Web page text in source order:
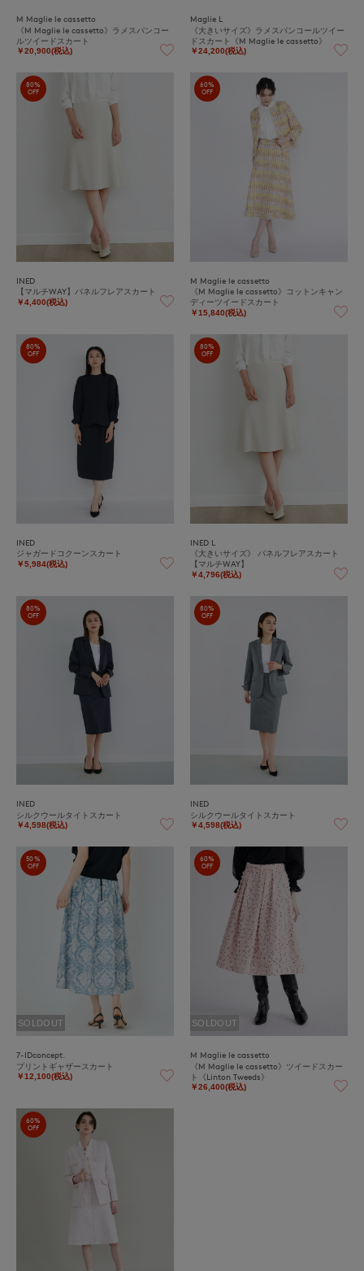
M Maglie le cassetto
《M Maglie le cassetto》ラメスパンコー
ルツイードスカート
￥20,900(税込)
Maglie L
《大きいサイズ》ラメスパンコールツイー
ドスカート《M Maglie le cassetto》
￥24,200(税込)
80%
OFF
INED
【マルチWAY】パネルフレアスカート
￥4,400(税込)
60%
OFF
M Maglie le cassetto
《M Maglie le cassetto》コットンキャン
ディーツイードスカート
￥15,840(税込)
80%
OFF
INED
ジャガードコクーンスカート
￥5,984(税込)
80%
OFF
INED L
《大きいサイズ》 パネルフレアスカート
【マルチWAY】
￥4,796(税込)
80%
OFF
INED
シルクウールタイトスカート
￥4,598(税込)
80%
OFF
INED
シルクウールタイトスカート
￥4,598(税込)
50%
OFF
SOLDOUT
7-IDconcept.
プリントギャザースカート
￥12,100(税込)
60%
OFF
SOLDOUT
M Maglie le cassetto
《M Maglie le cassetto》ツイードスカー
ト《Linton Tweeds》
￥26,400(税込)
60%
OFF